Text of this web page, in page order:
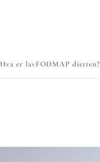
Hva er lavFODMAP dietten?